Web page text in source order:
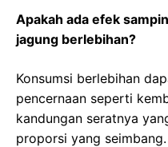
Apakah ada efek
jagung berlebihan?
Konsumsi berlebihan
pencernaan seperti
kandungan seratnya
proporsi yang seimbang.